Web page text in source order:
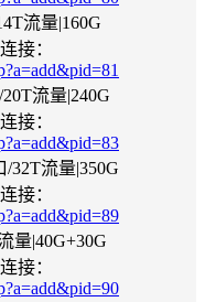
流量|160G
接：
流量|240G
接：
32T流量|350G
接：
量|40G+30G
接：